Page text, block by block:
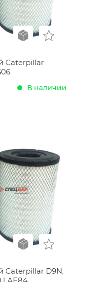
Caterpillar
В наличии
Caterpillar D9N,